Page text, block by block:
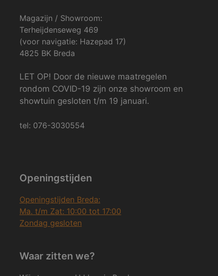
Magazijn / Showroom:
Terheijdenseweg 469
(voor navigatie: Hazepad 17)
4825 BK Breda
LET OP! Door de nieuwe maatregelen
rondom COVID-19 zijn onze showroom en
showtuin gesloten t/m 19 januari.
tel: 076-3030554
Openingstijden
Openingstijden Breda:
Ma. t/m Zat: 10:00 tot 17:00
Zondag gesloten
Waar zitten we?